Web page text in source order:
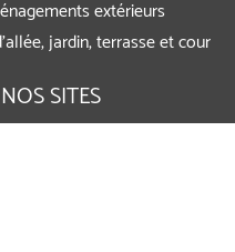
extérieurs
jardin, terrasse et cour
SITES